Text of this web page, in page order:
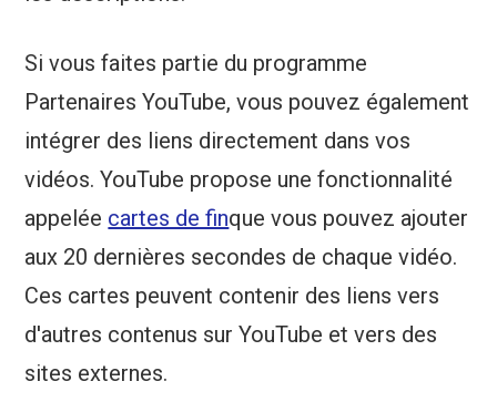
Si vous faites partie du programme
Partenaires YouTube, vous pouvez également
intégrer des liens directement dans vos
vidéos. YouTube propose une fonctionnalité
appelée cartes de finque vous pouvez ajouter
aux 20 dernières secondes de chaque vidéo.
Ces cartes peuvent contenir des liens vers
d'autres contenus sur YouTube et vers des
sites externes.